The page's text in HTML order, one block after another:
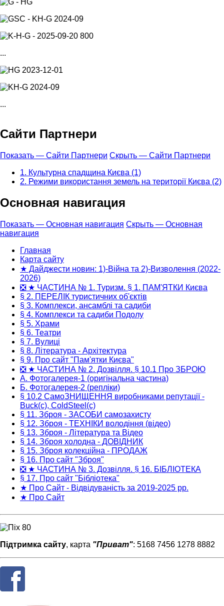
...
...
Сайти Партнери
Показать — Сайти Партнери Скрыть — Сайти Партнери
1. Культурна спадщина Києва (1)
2. Режими використання земель на території Києва (2)
Основная навигация
Показать — Основная навигация Скрыть — Основная
навигация
Главная
Карта сайту
★ Дайджести новин: 1)-Війна та 2)-Визволення (2022-
2026)
❎ ★ ЧАСТИНА № 1. Туризм. § 1. ПАМ'ЯТКИ Києва
§ 2. ПЕРЕЛІК туристичних об'єктів
§ 3. Комплекси, ансамблі та садиби
§ 4. Комплекси та садиби Подолу
§ 5. Храми
§ 6. Театри
§ 7. Вулиці
§ 8. Література - Архітектура
§ 9. Про сайт "Пам'ятки Києва"
❎ ★ ЧАСТИНА № 2. Дозвілля. § 10.1 Про ЗБРОЮ
А. Фотогалерея-1 (оригінальна частина)
Б. Фотогалерея-2 (репліки)
§ 10.2 СамоЗНИЩЕННЯ виробниками репутації -
Buck(c), ColdSteel(c)
§ 11. Зброя - ЗАСОБИ самозахисту
§ 12. Зброя - ТЕХНІКИ володіння (відео)
§ 13. Зброя - Література та Відео
§ 14. Зброя холодна - ДОВІДНИК
§ 15. Зброя колекційна - ПРОДАЖ
§ 16. Про сайт "Зброя"
❎ ★ ЧАСТИНА № 3. Дозвілля. § 16. БІБЛІОТЕКА
§ 17. Про сайт "Бібліотека"
★ Про Сайт - Відвідуваність за 2019-2025 рр.
★ Про Сайт
Підтримка сайту, карта "Приват": 5168 7456 1278 8882